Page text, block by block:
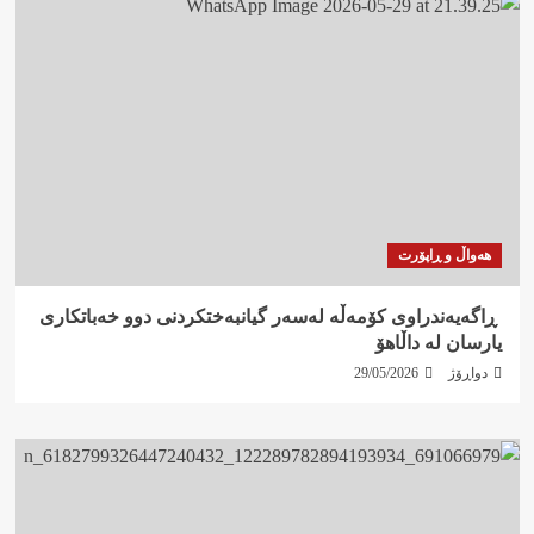
هەواڵ و ڕاپۆرت
‍ ڕاگەیەندراوی کۆمەڵە لەسەر گیانبەختکردنی دوو خەباتکاری
یارسان لە داڵاهۆ
دواڕۆژ 29/05/2026